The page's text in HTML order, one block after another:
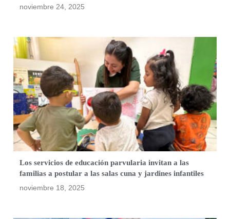
noviembre 24, 2025
Los servicios de educación parvularia invitan a las
familias a postular a las salas cuna y jardines infantiles
noviembre 18, 2025